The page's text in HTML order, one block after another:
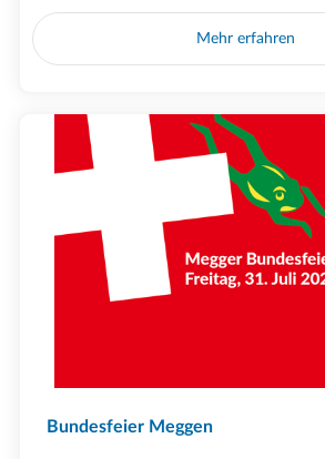
Mehr erfahren
Bundesfeier Meggen